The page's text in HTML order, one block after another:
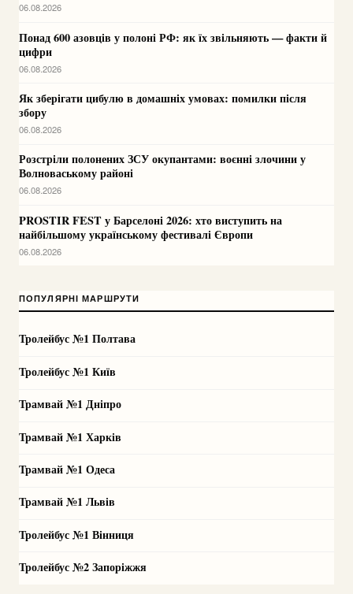
06.08.2026
Понад 600 азовців у полоні РФ: як їх звільняють — факти й
цифри
06.08.2026
Як зберігати цибулю в домашніх умовах: помилки після
збору
06.08.2026
Розстріли полонених ЗСУ окупантами: воєнні злочини у
Волноваському районі
06.08.2026
PROSTIR FEST у Барселоні 2026: хто виступить на
найбільшому українському фестивалі Європи
06.08.2026
ПОПУЛЯРНІ МАРШРУТИ
Тролейбус №1 Полтава
Тролейбус №1 Київ
Трамвай №1 Дніпро
Трамвай №1 Харків
Трамвай №1 Одеса
Трамвай №1 Львів
Тролейбус №1 Вінниця
Тролейбус №2 Запоріжжя